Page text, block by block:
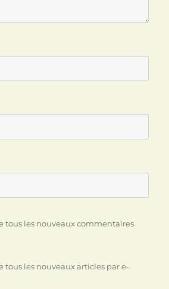
tous les nouveaux commentaires
tous les nouveaux articles par e-